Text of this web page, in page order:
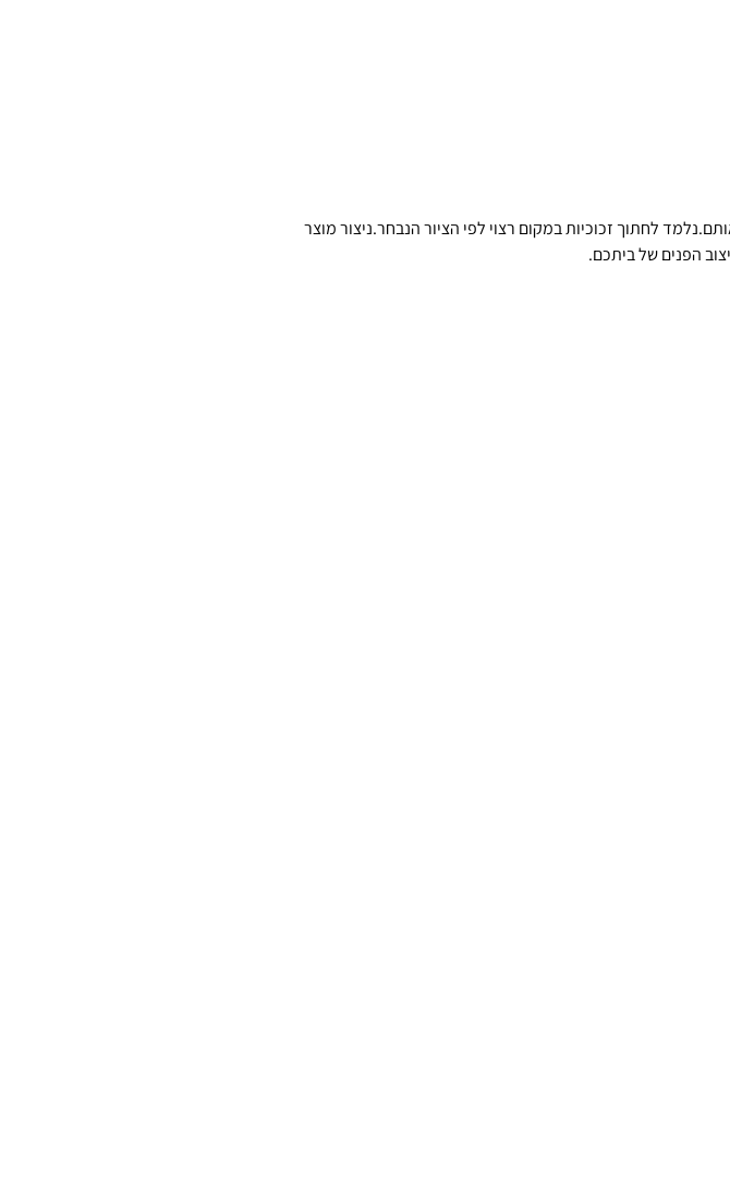
לחתוך זכוכיות במקום רצוי לפי הציור הנבחר.ניצור מוצר
הפנים של ביתכם.